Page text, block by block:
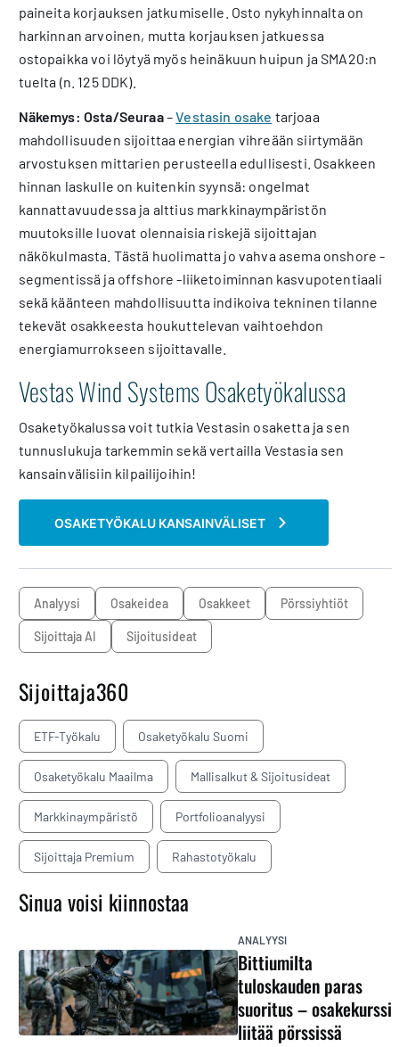
paineita korjauksen jatkumiselle. Osto nykyhinnalta on
harkinnan arvoinen, mutta korjauksen jatkuessa
ostopaikka voi löytyä myös heinäkuun huipun ja SMA20:n
tuelta (n. 125 DDK).
Näkemys: Osta/Seuraa–Vestasin osake tarjoaa
mahdollisuuden sijoittaa energian vihreään siirtymään
arvostuksen mittarien perusteella edullisesti. Osakkeen
hinnan laskulle on kuitenkin syynsä: ongelmat
kannattavuudessa ja alttius markkinaympäristön
muutoksille luovat olennaisia riskejä sijoittajan
näkökulmasta. Tästä huolimatta jo vahva asema onshore -
segmentissä ja offshore -liiketoiminnan kasvupotentiaali
sekä käänteen mahdollisuutta indikoiva tekninen tilanne
tekevät osakkeesta houkuttelevan vaihtoehdon
energiamurrokseen sijoittavalle.
Vestas Wind Systems Osaketyökalussa
Osaketyökalussa voit tutkia Vestasin osaketta ja sen
tunnuslukuja tarkemmin sekä vertailla Vestasia sen
kansainvälisiin kilpailijoihin!
OSAKETYÖKALU KANSAINVÄLISET
analyysi osakeidea osakkeet pörssiyhtiöt
Sijoittaja AI sijoitusideat
Sijoittaja360
ETF-Työkalu Osaketyökalu Suomi
Osaketyökalu Maailma Mallisalkut & Sijoitusideat
Markkinaympäristö Portfolioanalyysi
Sijoittaja Premium Rahastotyökalu
Sinua voisi kiinnostaa
ANALYYSI
Bittiumilta
tuloskauden paras
suoritus – osakekurssi
liitää pörssissä